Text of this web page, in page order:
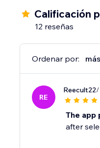
Calificación
12 reseñas
Ordenar por:
RE
Reecult22/
The app
after